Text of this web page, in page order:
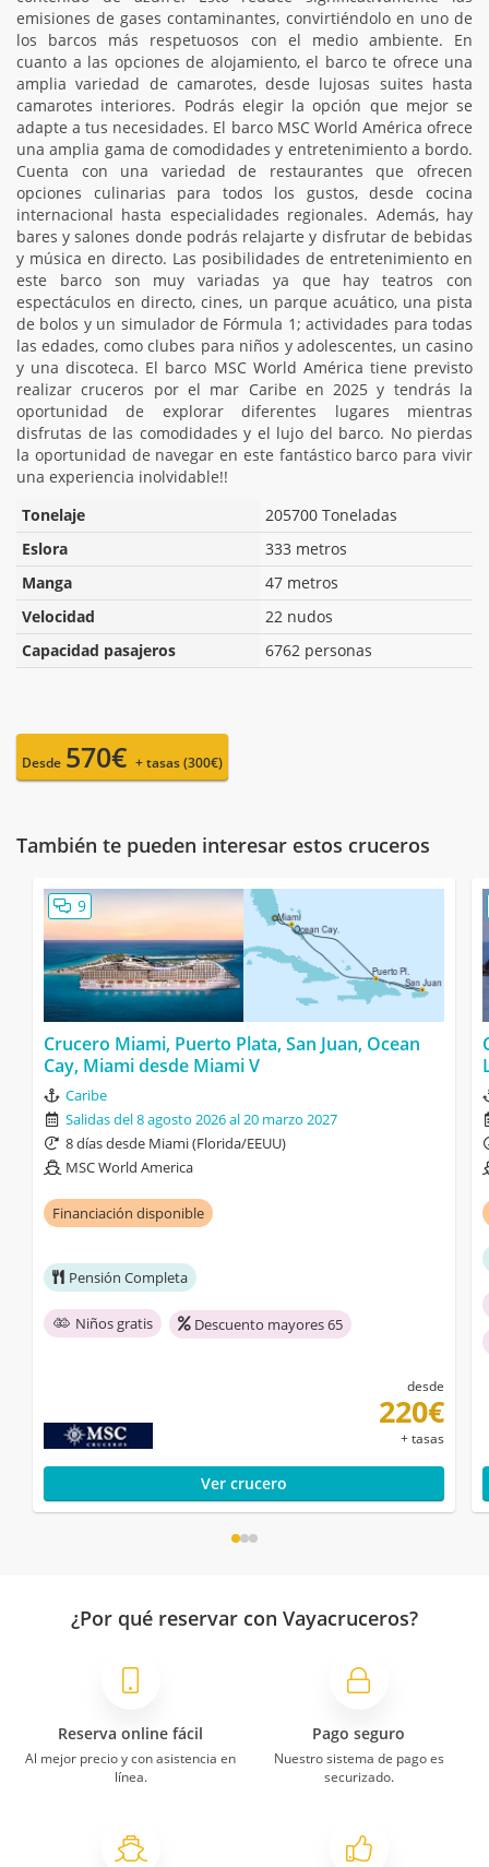
emisiones de gases contaminantes, convirtiéndolo en uno de
los barcos más respetuosos con el medio ambiente. En
cuanto a las opciones de alojamiento, el barco te ofrece una
amplia variedad de camarotes, desde lujosas suites hasta
camarotes interiores. Podrás elegir la opción que mejor se
adapte a tus necesidades. El barco MSC World América ofrece
una amplia gama de comodidades y entretenimiento a bordo.
Cuenta con una variedad de restaurantes que ofrecen
opciones culinarias para todos los gustos, desde cocina
internacional hasta especialidades regionales. Además, hay
bares y salones donde podrás relajarte y disfrutar de bebidas
y música en directo. Las posibilidades de entretenimiento en
este barco son muy variadas ya que hay teatros con
espectáculos en directo, cines, un parque acuático, una pista
de bolos y un simulador de Fórmula 1; actividades para todas
las edades, como clubes para niños y adolescentes, un casino
y una discoteca. El barco MSC World América tiene previsto
realizar cruceros por el mar Caribe en 2025 y tendrás la
oportunidad de explorar diferentes lugares mientras
disfrutas de las comodidades y el lujo del barco. No pierdas
la oportunidad de navegar en este fantástico barco para vivir
una experiencia inolvidable!!
Tonelaje
205700 Toneladas
Eslora
333 metros
Manga
47 metros
Velocidad
22 nudos
Capacidad pasajeros
6762 personas
Desde 570€ + tasas (300€)
También te pueden interesar estos cruceros
9
Crucero Miami, Puerto Plata, San Juan, Ocean
Cay, Miami desde Miami V
Caribe
Salidas del 8 agosto 2026 al 20 marzo 2027
8 días desde Miami (Florida/EEUU)
MSC World America
Financiación disponible
Pensión Completa
Niños gratis Descuento mayores 65
desde
220€
+ tasas
Ver crucero
¿Por qué reservar con Vayacruceros?
Reserva online fácil
Al mejor precio y con asistencia en
línea.
Pago seguro
Nuestro sistema de pago es
securizado.